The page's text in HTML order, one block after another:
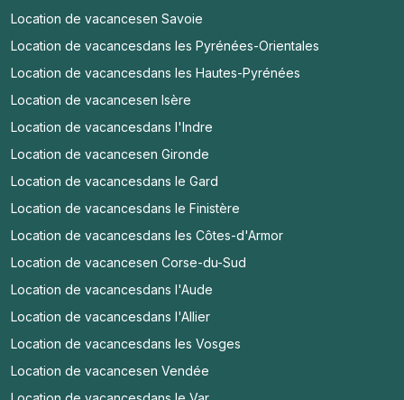
Location de vacancesen Savoie
Location de vacancesdans les Pyrénées-Orientales
Location de vacancesdans les Hautes-Pyrénées
Location de vacancesen Isère
Location de vacancesdans l'Indre
Location de vacancesen Gironde
Location de vacancesdans le Gard
Location de vacancesdans le Finistère
Location de vacancesdans les Côtes-d'Armor
Location de vacancesen Corse-du-Sud
Location de vacancesdans l'Aude
Location de vacancesdans l'Allier
Location de vacancesdans les Vosges
Location de vacancesen Vendée